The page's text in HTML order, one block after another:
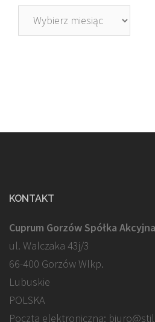
Archiwa
KONTAKT
Cuprum Gorzów Spółka Akcyjna
ul. Walczaka 43j/3
66-400 Gorzów Wlkp.
Lubuskie
POLSKA
Poczta elektroniczna: